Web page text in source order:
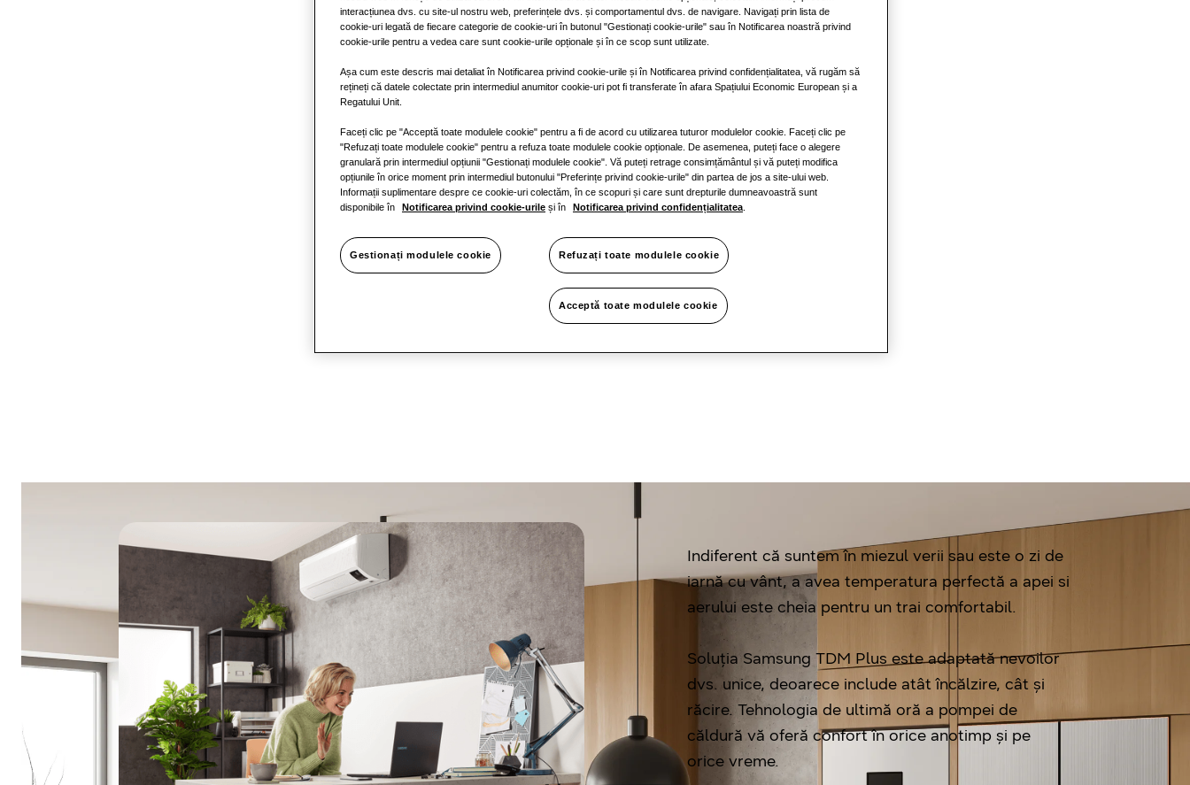
TDM Plus - soluția
completă pentru
încălzire și aer
Indiferent că suntem în miezul verii sau este o zi de
iarnă cu vânt, a avea temperatura perfectă a apei si
aerului este cheia pentru un trai comfortabil.
Soluția Samsung TDM Plus este adaptată nevoilor
dvs. unice, deoarece include atât încălzire, cât și
răcire. Tehnologia de ultimă oră a pompei de
căldură vă oferă confort în orice anotimp și pe
orice vreme.
interacțiunea dvs. cu site-ul nostru web, preferințele dvs. și comportamentul dvs. de navigare. Navigați prin lista de
cookie-uri legată de fiecare categorie de cookie-uri în butonul "Gestionați cookie-urile" sau în Notificarea noastră privind
cookie-urile pentru a vedea care sunt cookie-urile opționale și în ce scop sunt utilizate.
Așa cum este descris mai detaliat în Notificarea privind cookie-urile și în Notificarea privind confidențialitatea, vă rugăm să
rețineți că datele colectate prin intermediul anumitor cookie-uri pot fi transferate în afara Spațiului Economic European și a
Regatului Unit.
Faceți clic pe "Acceptă toate modulele cookie" pentru a fi de acord cu utilizarea tuturor modulelor cookie. Faceți clic pe
"Refuzați toate modulele cookie" pentru a refuza toate modulele cookie opționale. De asemenea, puteți face o alegere
granulară prin intermediul opțiunii "Gestionați modulele cookie". Vă puteți retrage consimțământul și vă puteți modifica
opțiunile în orice moment prin intermediul butonului "Preferințe privind cookie-urile" din partea de jos a site-ului web.
Informații suplimentare despre ce cookie-uri colectăm, în ce scopuri și care sunt drepturile dumneavoastră sunt
disponibile în
Notificarea privind cookie-urile și în Notificarea privind confidențialitatea
Gestionați modulele cookie Refuzați toate modulele cookie
Acceptă toate modulele cookie